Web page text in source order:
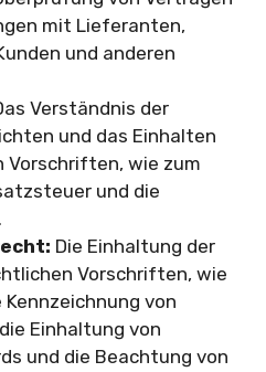
mit Lieferanten,
und anderen
Verständnis der
und das Einhalten
Vorschriften, wie zum
und die
Die Einhaltung der
Vorschriften, wie
Kennzeichnung von
Einhaltung von
und die Beachtung von